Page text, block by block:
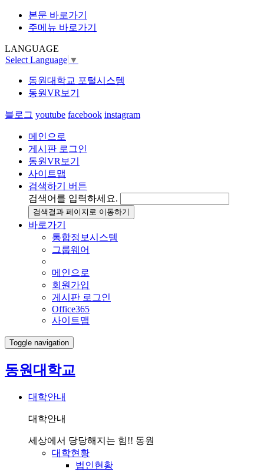
본문 바로가기
주메뉴 바로가기
LANGUAGE
Select Language ▼
동원대학교 포털시스템
동원VR보기
블로그 youtube facebook instagram
메인으로
게시판 로그인
동원VR보기
사이트맵
검색하기 버튼
검색어를 입력하세요.
검색결과 페이지로 이동하기
바로가기
통합정보시스템
그룹웨어
메인으로
회원가입
게시판 로그인
Office365
사이트맵
Toggle navigation
동원대학교
대학안내
대학안내
세상에서 당당해지는 힘!! 동원
대학현황
법인현황